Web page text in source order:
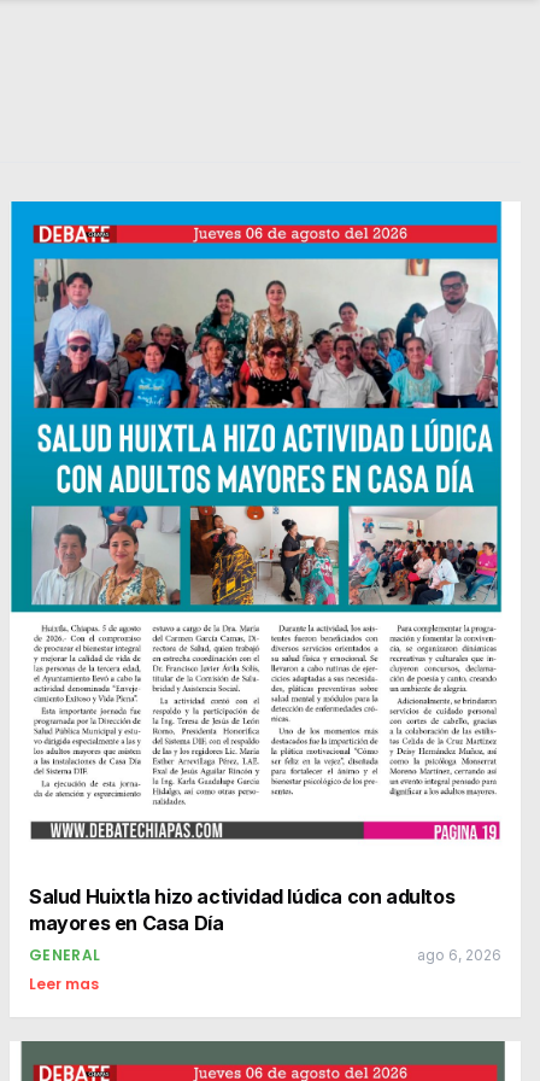
Salud Huixtla hizo actividad lúdica con adultos
mayores en Casa Día
GENERAL ago 6, 2026
Leer mas